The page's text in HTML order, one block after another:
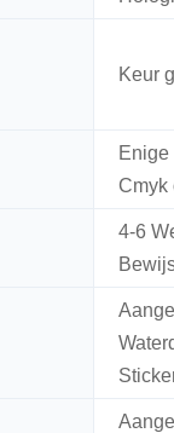
Keur
Enige
Cmyk
4-6